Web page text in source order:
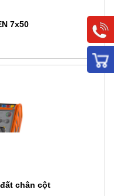
7x50
chân cột